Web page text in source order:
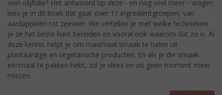
veel olijfolie? Het antwoord op deze - en nog veel meer - vragen
lees je in dit boek dat gaat over 11 ingrediëntgroepen, van
aardappelen tot zeewier. We vertellen je met welke technieken
je ze het beste kunt bereiden en vooral ook waarom dat zo is. Al
deze kennis helpt je om maximaal smaak te halen uit
plantaardige en vegetarische producten. En als je die smaak
eenmaal te pakken hebt, zul je vlees en vis geen moment meer
missen.